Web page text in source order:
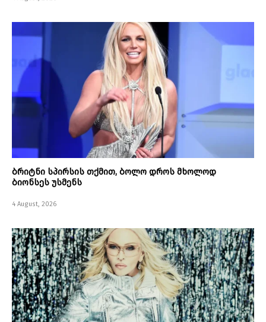
ბრიტნი სპირსის თქმით, ბოლო დროს მხოლოდ
ბიონსეს უსმენს
4 August, 2026